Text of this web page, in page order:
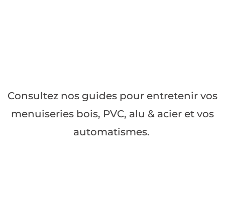
Consultez nos guides pour entretenir vos
menuiseries bois, PVC, alu & acier et vos
automatismes.